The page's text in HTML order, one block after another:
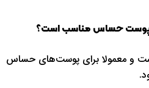
پوست حساس مناسب است؟
و معمولا برای پوست‌های حساس